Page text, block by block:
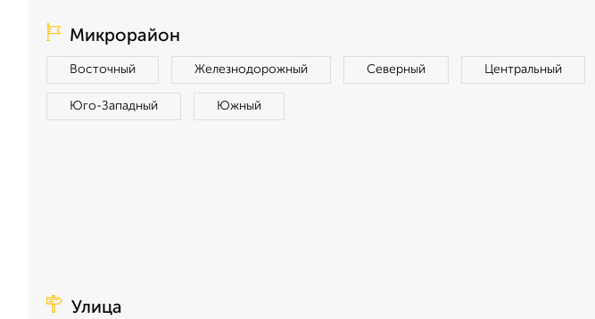
Микрорайон
Восточный Железнодорожный Северный Центральный
Юго-Западный Южный
Улица